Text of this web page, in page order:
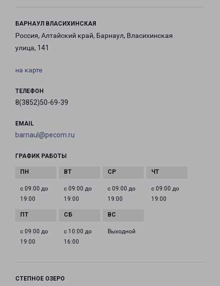
БАРНАУЛ ВЛАСИХИНСКАЯ
Россия, Алтайский край, Барнаул, Власихинская
улица, 141
на карте
ТЕЛЕФОН
8(3852)50-69-39
EMAIL
barnaul@pecom.ru
ГРАФИК РАБОТЫ
с 09:00 до
19:00
с 09:00 до
19:00
с 09:00 до
19:00
с 09:00 до
19:00
с 09:00 до
19:00
с 10:00 до
16:00
Выходной
СТЕПНОЕ ОЗЕРО